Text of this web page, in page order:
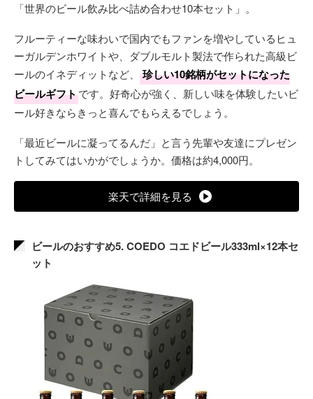
「世界のビール飲み比べ詰め合わせ10本セット」。
フルーティーな味わいで国内でもファンを増やしているヒュ
ーガルデンホワイトや、ダブルモルト製法で作られた高級ビ
ールのイネディットなど、
珍しい10銘柄がセットになった
ビールギフトです。好奇心が強く、新しい味を体験したいビ
ール好きならきっと喜んでもらえるでしょう。
「最近ビールに凝ってるんだ」と言う先輩や友達にプレゼン
トしてみてはいかがでしょうか。価格は約4,000円。
楽天で詳細を見る
ビールのおすすめ5. COEDO コエドビール333ml×12本セ
ット